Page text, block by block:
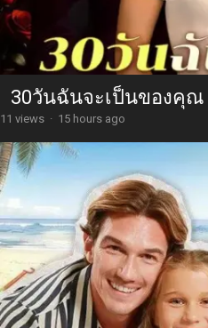
30วันฉันจะเป็นของคุณ
11 views · 15 hours ago